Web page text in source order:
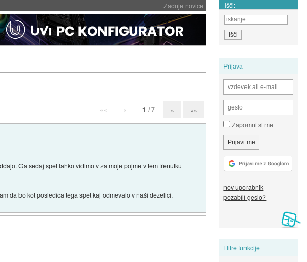
Zadnje novice Išči:
Prijava
Zapomni si me
nov uporabnik
pozabili geslo?
Hitre funkcije
«« « 1 / 7 » »»
Ga sedaj spet lahko vidimo v za moje pojme v tem trenutku
da bo kot posledica tega spet kaj odmevalo v naši deželici.